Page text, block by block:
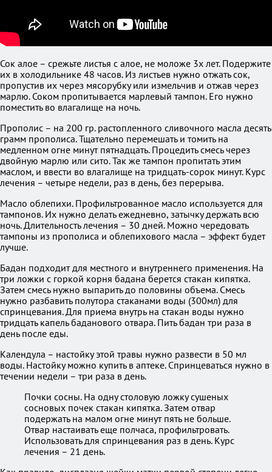
Сок алое – срежьте листья с алое, не моложе 3х лет. Подержите
их в холодильнике 48 часов. Из листьев нужно отжать сок,
пропустив их через мясорубку или измельчив и отжав через
марлю. Соком пропитывается марлевый тампон. Его нужно
поместить во влагалище на ночь.
Прополис – на 200 гр. растопленного сливочного масла десять
грамм прополиса. Тщательно перемешать и томить на
медленном огне минут пятнадцать. Процедить смесь через
двойную марлю или сито. Так же тампон пропитать этим
маслом, и ввести во влагалище на тридцать-сорок минут. Курс
лечения – четыре недели, раз в день, без перерыва.
Масло облепихи. Профильтрованное масло используется для
тампонов. Их нужно делать ежедневно, затычку держать всю
ночь. Длительность лечения – 30 дней. Можно чередовать
тампоны из прополиса и облепихового масла – эффект будет
лучше.
Бадан подходит для местного и внутреннего применения. На
три ложки с горкой корня бадана берется стакан кипятка.
Затем смесь нужно выпарить до половины объема. Смесь
нужно разбавить полутора стаканами воды (300мл) для
спринцевания. Для приема внутрь на стакан воды нужно
тридцать капель баданового отвара. Пить бадан три раза в
день после еды.
Календула – настойку этой травы нужно развести в 50 мл
воды. Настойку можно купить в аптеке. Спринцеваться нужно в
течении недели – три раза в день.
Почки сосны. На одну столовую ложку сушеных
сосновых почек стакан кипятка. Затем отвар
подержать на малом огне минут пять не больше.
Отвар настаивать еще полчаса, профильтровать.
Использовать для спринцевания раз в день. Курс
лечения – 21 день.